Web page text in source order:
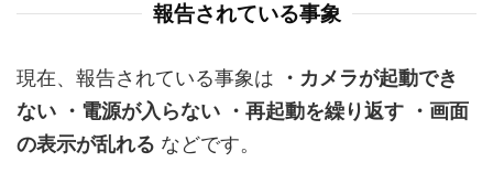
報告されている事象
現在、報告されている事象は
・カメラが起動でき
ない ・電源が入らない ・再起動を繰り返す ・画面
の表示が乱れる などです。